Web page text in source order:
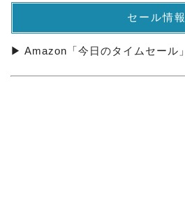
セール情報
▶ Amazon「今日のタイムセール」